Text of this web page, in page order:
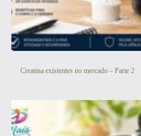
Creatina existentes no mercado – Parte 2